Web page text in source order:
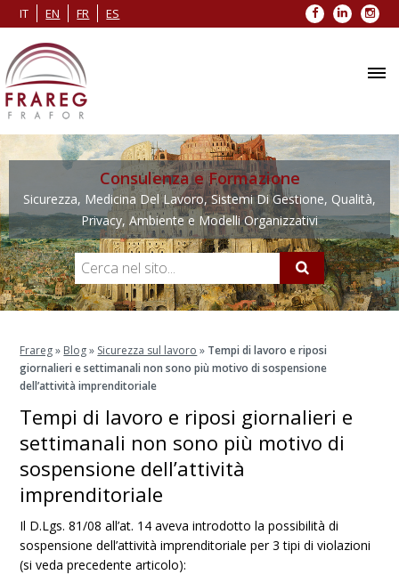
IT EN FR ES Facebook
LinkedIn
Consulenza e Formazione
Sicurezza, Medicina Del Lavoro, Sistemi Di Gestione, Qualità,
Privacy, Ambiente e Modelli Organizzativi
Frareg» Blog» Sicurezza sul lavoro » Tempi di lavoro e riposi
giornalieri e settimanali non sono più motivo di sospensione
dell’attività imprenditoriale
Tempi di lavoro e riposi giornalieri e
settimanali non sono più motivo di
sospensione dell’attività
imprenditoriale
Il D.Lgs. 81/08 all’at. 14 aveva introdotto la possibilità di
sospensione dell’attività imprenditoriale per 3 tipi di violazioni
(si veda precedente articolo):